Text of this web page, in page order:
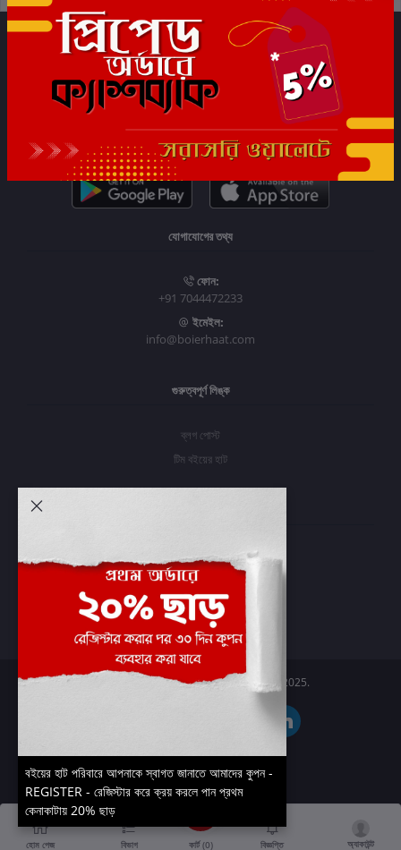
সাবস্ক্রাইব
যোগাযোগের তথ্য
ফোন:
+91 7044472233
ইমেইল:
info@boierhaat.com
গুরুত্বপূর্ণ লিঙ্ক
ব্লগ পোস্ট
টিম বইয়ের হাট
প্রবেশ করুন
অর্ডার ইতিহাস
আমার ইচ্ছাগুলি
অর্ডার ট্র্যাকিং
Boier Haat™ | © All rights reserved 2025.
হোম পেজ বিভাগ কার্ট (0) বিজ্ঞপ্তি অ্যাকাউন্ট
বইয়ের হাট পরিবারে আপনাকে স্বাগত জানাতে আমাদের কুপন -
REGISTER - রেজিস্টার করে ক্রয় করলে পান প্রথম
কেনাকাটায় 20% ছাড়